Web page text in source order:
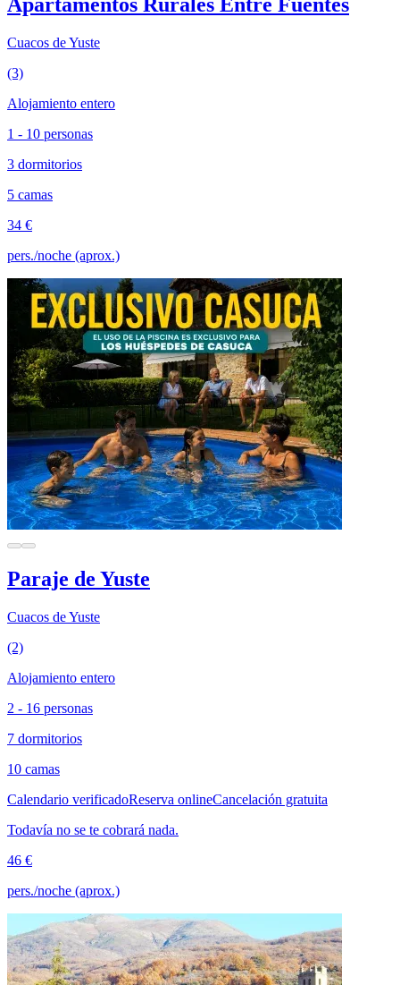
Apartamentos Rurales Entre Fuentes
Cuacos de Yuste
(3)
Alojamiento entero
1 - 10 personas
3 dormitorios
5 camas
34 €
pers./noche (aprox.)
Paraje de Yuste
Cuacos de Yuste
(2)
Alojamiento entero
2 - 16 personas
7 dormitorios
10 camas
Calendario verificadoReserva onlineCancelación gratuita
Todavía no se te cobrará nada.
46 €
pers./noche (aprox.)